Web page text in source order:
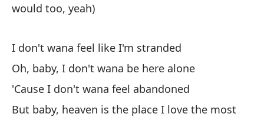
would too, yeah)
I don't wana feel like I'm stranded
Oh, baby, I don't wana be here alone
'Cause I don't wana feel abandoned
But baby, heaven is the place I love the most